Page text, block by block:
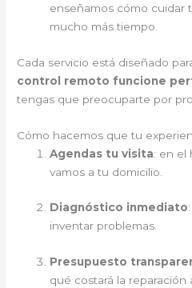
enseñamos cómo cuidar
mucho más tiempo.
Cada servicio está diseñado
control remoto funcione
tengas que preocuparte por
Cómo hacemos que tu
Agendas tu visita: en el
vamos a tu domicilio.
Diagnóstico inmediato
inventar problemas.
Presupuesto
qué costará la reparación